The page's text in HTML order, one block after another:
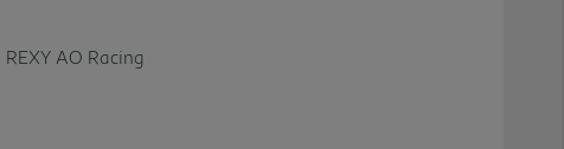
REXY AO Racing